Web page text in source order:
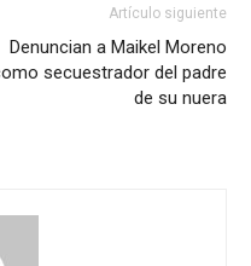
Artículo siguiente
Denuncian a Maikel Moreno
secuestrador del padre
de su nuera